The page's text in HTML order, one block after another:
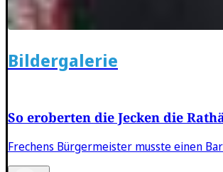
Bildergalerie
So eroberten die Jecken die
Frechens Bürgermeister musste einen